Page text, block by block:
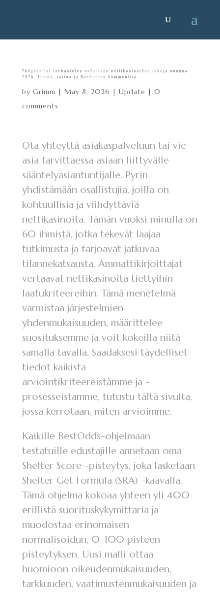
Yhdysvallat tarkastelee uudelleen nettikasinoiden lakeja vuonna
2026. Tietoa, taitoa ja Harborsin kommenttia.
by Grimm | May 8, 2026 | Update | 0
comments
Ota yhteyttä asiakaspalveluun tai vie
asia tarvittaessa asiaan liittyvälle
sääntelyasiantuntijalle. Pyrin
yhdistämään osallistujia, joilla on
kohtuullisia ja viihdyttäviä
nettikasinoita. Tämän vuoksi minulla on
60 ihmistä, jotka tekevät laajaa
tutkimusta ja tarjoavat jatkuvaa
tilannekatsausta. Ammattikirjoittajat
vertaavat nettikasinoita tiettyihin
laatukriteereihin. Tämä menetelmä
varmistaa järjestelmien
yhdenmukaisuuden, määrittelee
suosituksemme ja voit kokeilla niitä
samalla tavalla. Saadaksesi täydelliset
tiedot kaikista
arviointikriteereistämme ja -
prosesseistamme, tutustu tältä sivulta,
jossa kerrotaan, miten arvioimme.
Kaikille BestOdds-ohjelmaan
testatuille edustajille annetaan oma
Shelter Score -pisteytys, joka lasketaan
Shelter Get Formula (SRA) -kaavalla.
Tämä ohjelma kokoaa yhteen yli 400
erillistä suorituskykymittaria ja
muodostaa erinomaisen
normalisoidun, 0–100 pisteen
pisteytyksen. Uusi malli ottaa
huomioon oikeudenmukaisuuden,
tarkkuuden, vaatimustenmukaisuuden ja